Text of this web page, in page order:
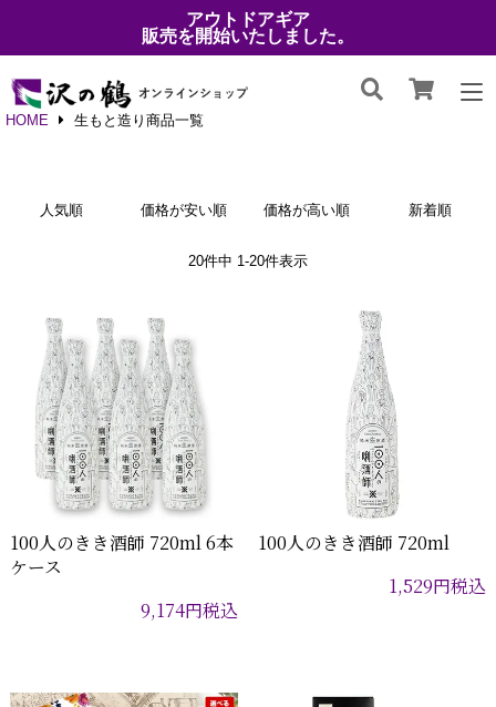
アウトドアギア
販売を開始いたしました。
HOME 生もと造り商品一覧
人気順 価格が安い順 価格が高い順 新着順
20件中 1-20件表示
100人のきき酒師 720ml 6本
ケース
9,174円税込
100人のきき酒師 720ml
1,529円税込